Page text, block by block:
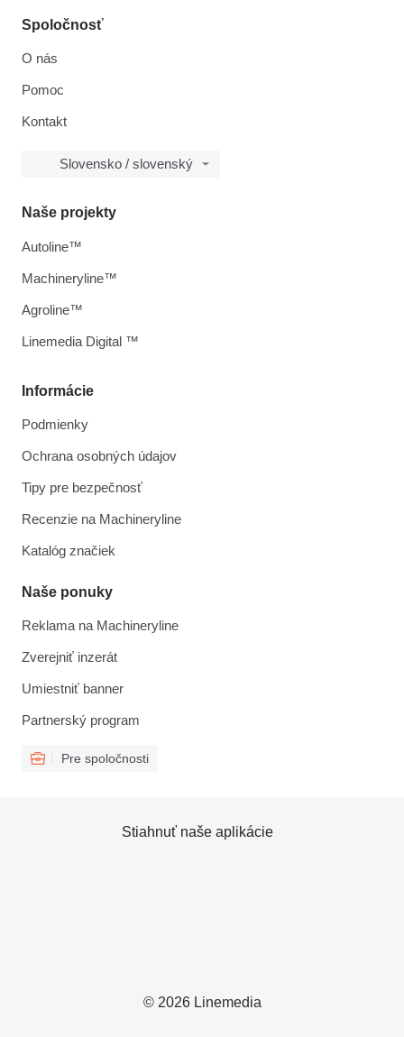
Spoločnosť
O nás
Pomoc
Kontakt
Slovensko / slovenský
Informácie
Podmienky
Ochrana osobných údajov
Tipy pre bezpečnosť
Recenzie na Machineryline
Katalóg značiek
Naše ponuky
Reklama na Machineryline
Zverejniť inzerát
Umiestniť banner
Partnerský program
Pre spoločnosti
Naše projekty
Autoline™
Machineryline™
Agroline™
Linemedia Digital ™
© 2026 Linemedia
Stiahnuť naše aplikácie